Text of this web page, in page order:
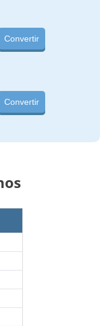
Convertir
Convertir